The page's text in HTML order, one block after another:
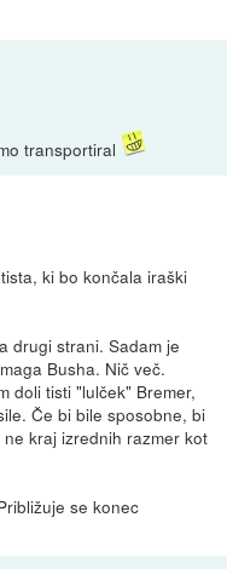
transportiral
ki bo končala iraški
drugi strani. Sadam je
Busha. Nič več.
doli tisti "lulček" Bremer,
Če bi bile sposobne, bi
kraj izrednih razmer kot
se konec